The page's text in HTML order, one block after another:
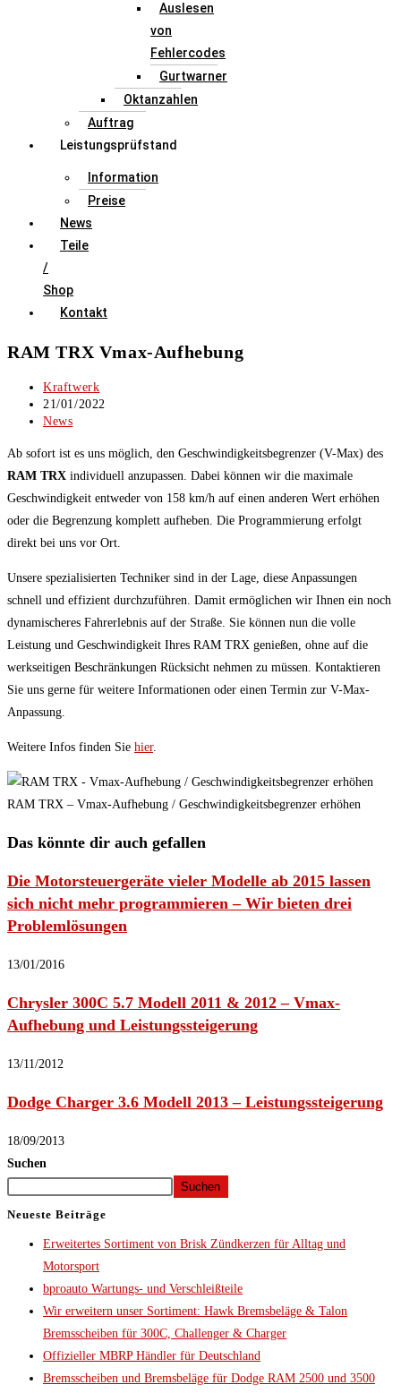
Auslesen
von
Fehlercodes
Gurtwarner
Oktanzahlen
Auftrag
Leistungsprüfstand
Information
Preise
News
Teile
/
Shop
Kontakt
RAM TRX Vmax-Aufhebung
Beitrags-
Autor:
Kraftwerk
Beitrag
veröffentlicht:
21/01/2022
Beitrags-
News
Ab sofort ist es uns möglich, den Geschwindigkeitsbegrenzer (V-Max) des
RAM TRX individuell anzupassen. Dabei können wir die maximale
Geschwindigkeit entweder von 158 km/h auf einen anderen Wert erhöhen
oder die Begrenzung komplett aufheben. Die Programmierung erfolgt
direkt bei uns vor Ort.
Unsere spezialisierten Techniker sind in der Lage, diese Anpassungen
schnell und effizient durchzuführen. Damit ermöglichen wir Ihnen ein noch
dynamischeres Fahrerlebnis auf der Straße. Sie können nun die volle
Leistung und Geschwindigkeit Ihres RAM TRX genießen, ohne auf die
werkseitigen Beschränkungen Rücksicht nehmen zu müssen. Kontaktieren
Sie uns gerne für weitere Informationen oder einen Termin zur V-Max-
Anpassung.
Weitere Infos finden Sie hier.
RAM TRX – Vmax-Aufhebung / Geschwindigkeitsbegrenzer erhöhen
Das könnte dir auch gefallen
Die Motorsteuergeräte vieler Modelle ab 2015 lassen
sich nicht mehr programmieren – Wir bieten drei
Problemlösungen
13/01/2016
Chrysler 300C 5.7 Modell 2011 & 2012 – Vmax-
Aufhebung und Leistungssteigerung
13/11/2012
Dodge Charger 3.6 Modell 2013 – Leistungssteigerung
18/09/2013
Suchen
Suchen
Neueste Beiträge
Erweitertes Sortiment von Brisk Zündkerzen für Alltag und
Motorsport
bproauto Wartungs- und Verschleißteile
Wir erweitern unser Sortiment: Hawk Bremsbeläge & Talon
Bremsscheiben für 300C, Challenger & Charger
Offizieller MBRP Händler für Deutschland
Bremsscheiben und Bremsbeläge für Dodge RAM 2500 und 3500